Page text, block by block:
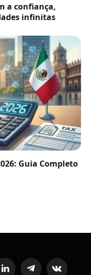
a confiança,
infinitas
Guia Completo
LinkedInTelegramVKontakte